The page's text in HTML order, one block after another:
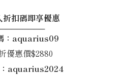
折扣碼即享優惠
：aquarius09
優惠價$2880
aquarius2024